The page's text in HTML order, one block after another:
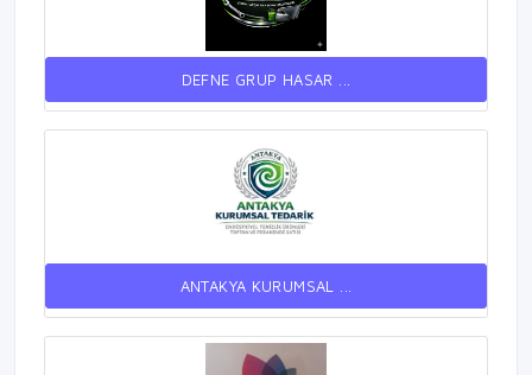
DEFNE GRUP HASAR ...
ANTAKYA KURUMSAL ...